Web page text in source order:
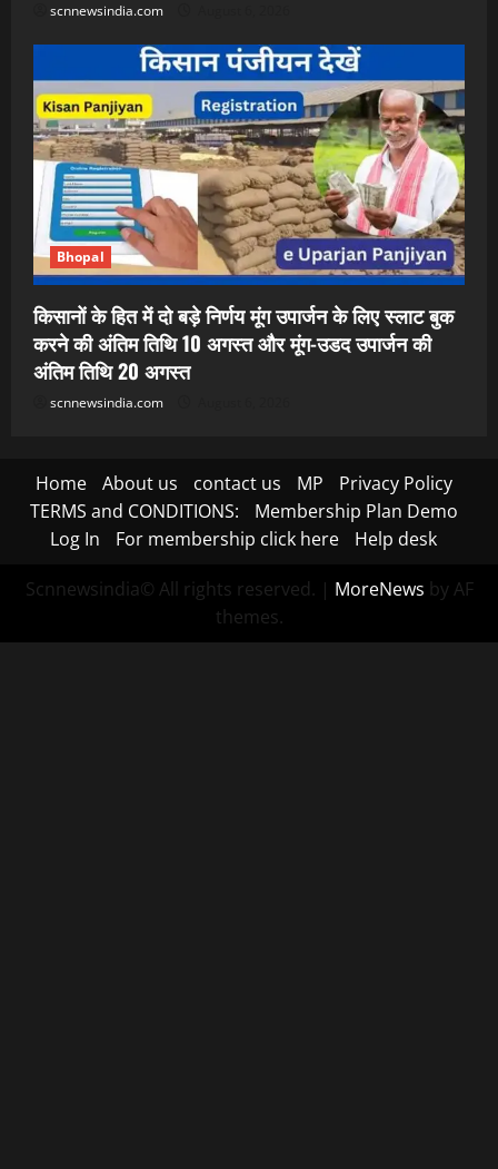
scnnewsindia.com
Bhopal
किसानों के हित में दो बड़े निर्णय मूंग उपार्जन के लिए स्लाट बुक
करने की अंतिम तिथि 10 अगस्त और मूंग-उडद उपार्जन की
अंतिम तिथि 20 अगस्त
scnnewsindia.com
Home About us contact us MP
Privacy Policy
TERMS and CONDITIONS:
Membership Plan Demo
Log In
For membership click here Help desk
Scnnewsindia© All rights reserved. | MoreNews by AF
themes.